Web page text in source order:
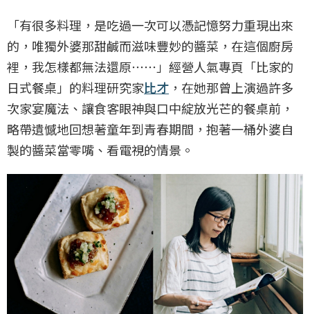
「有很多料理，是吃過一次可以憑記憶努力重現出來
的，唯獨外婆那甜鹹而滋味豐妙的醬菜，在這個廚房
裡，我怎樣都無法還原⋯⋯」經營人氣專頁「比家的
日式餐桌」的料理研究家比才 ，在她那曾上演過許多
次家宴魔法、讓食客眼神與口中綻放光芒的餐桌前，
略帶遺憾地回想著童年到青春期間，抱著一桶外婆自
製的醬菜當零嘴、看電視的情景。